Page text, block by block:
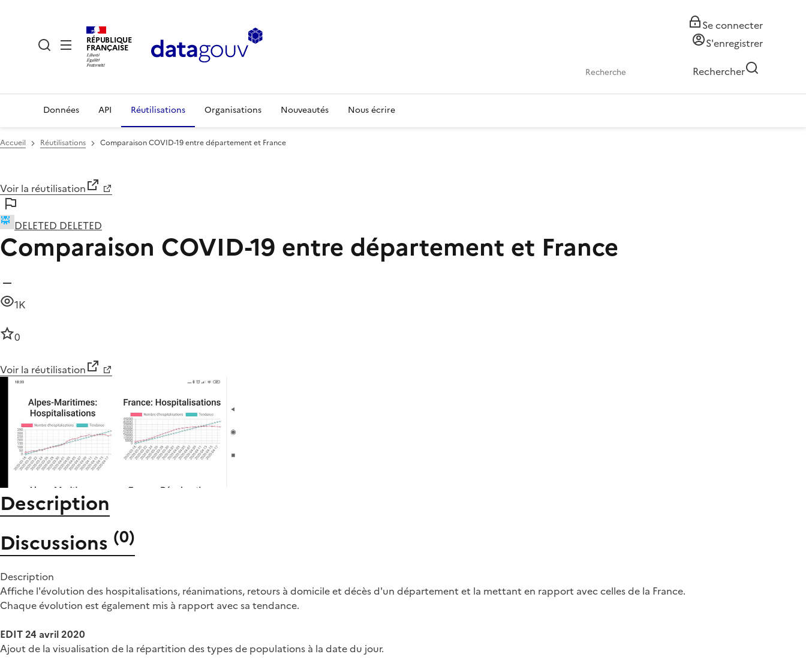
RÉPUBLIQUE
FRANÇAISE
Se connecter
S'enregistrer
Rechercher
Données API Réutilisations Organisations Nouveautés Nous écrire
Accueil Réutilisations Comparaison COVID-19 entre département et France
Voir la réutilisation
DELETED DELETED
Comparaison COVID-19 entre département et France
1K
0
Voir la réutilisation
Description
Discussions (0)
Description
Affiche l'évolution des hospitalisations, réanimations, retours à domicile et décès d'un département et la mettant en rapport avec celles de la France.
Chaque évolution est également mis à rapport avec sa tendance.
EDIT 24 avril 2020
Ajout de la visualisation de la répartition des types de populations à la date du jour.